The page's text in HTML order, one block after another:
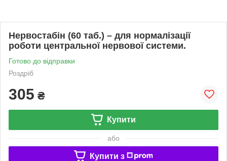
Нервостабін (60 таб.) – для нормалізації
роботи центральної нервової системи.
Готово до відправки
Роздріб
305 ₴
Купити
або
Купити з